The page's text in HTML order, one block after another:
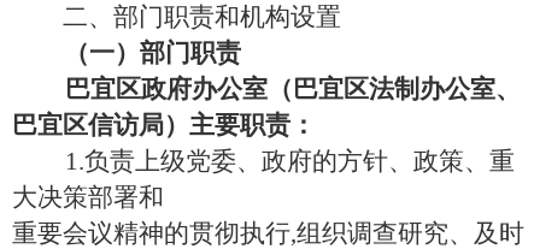
二、部门职责和机构设置
（一）部门职责
巴宜区政府办公室（巴宜区法制办公室、
巴宜区信访局）主要职责：
1.负责上级党委、政府的方针、政策、重
大决策部署和
重要会议精神的贯彻执行,组织调查研究、及时